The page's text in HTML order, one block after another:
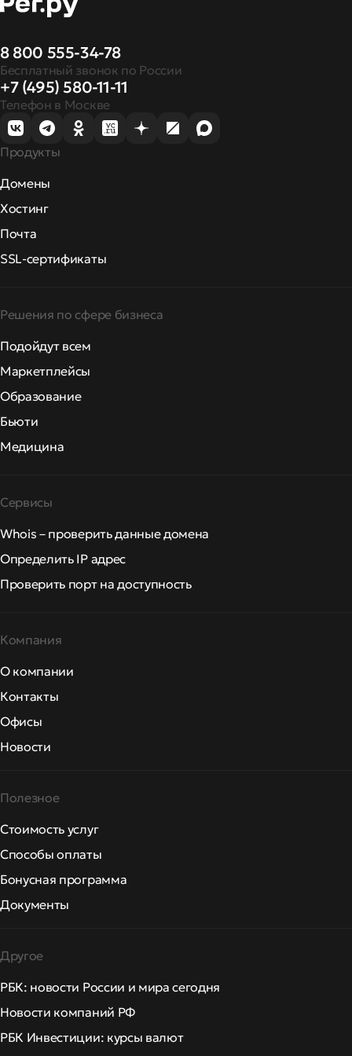
8 800 555-34-78
Бесплатный звонок по России
+7 (495) 580-11-11
Телефон в Москве
Продукты
Домены
Хостинг
Почта
SSL-сертификаты
Решения по сфере бизнеса
Подойдут всем
Маркетплейсы
Образование
Бьюти
Медицина
Сервисы
Whois – проверить данные домена
Определить IP адрес
Проверить порт на доступность
Компания
О компании
Контакты
Офисы
Новости
Полезное
Стоимость услуг
Способы оплаты
Бонусная программа
Документы
Другое
РБК: новости России и мира сегодня
Новости компаний РФ
РБК Инвестиции: курсы валют